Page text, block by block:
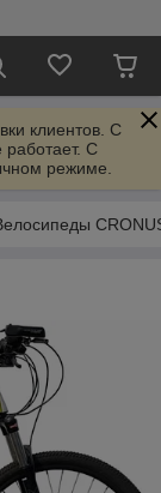
клиентов. C
С
режиме.